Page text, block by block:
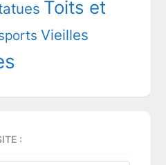
Toits et
Vieilles
: